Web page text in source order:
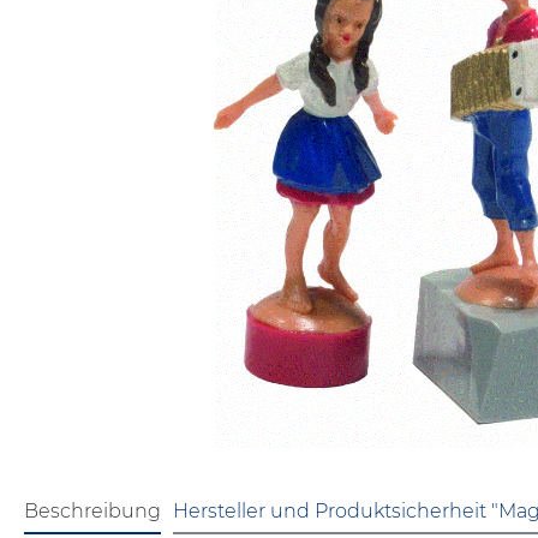
Beschreibung Hersteller und Produktsicherheit